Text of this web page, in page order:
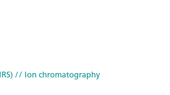
// Ion chromatography